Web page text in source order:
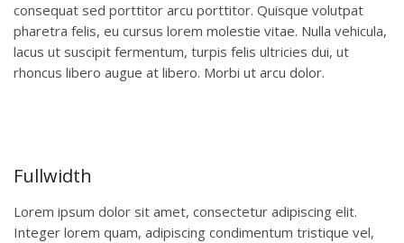
consequat sed porttitor arcu porttitor. Quisque volutpat
pharetra felis, eu cursus lorem molestie vitae. Nulla vehicula,
lacus ut suscipit fermentum, turpis felis ultricies dui, ut
rhoncus libero augue at libero. Morbi ut arcu dolor.
Fullwidth
Lorem ipsum dolor sit amet, consectetur adipiscing elit.
Integer lorem quam, adipiscing condimentum tristique vel,